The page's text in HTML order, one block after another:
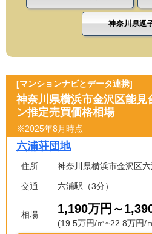
神奈川県逗
[マンションナビとデータ連携]
神奈川県横浜市金沢区能見
ン推定売買価格相場
※2025年8月時点
六浦荘団地
住所 神奈川県横浜市金沢区六
交通 六浦駅（3分）
相場 1,190万円～
(19.5万円/㎡~22.8万円/